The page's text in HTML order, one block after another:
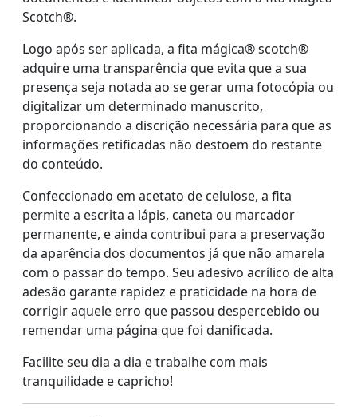
Scotch®.
Logo após ser aplicada, a fita mágica® scotch®
adquire uma transparência que evita que a sua
presença seja notada ao se gerar uma fotocópia ou
digitalizar um determinado manuscrito,
proporcionando a discrição necessária para que as
informações retificadas não destoem do restante
do conteúdo.
Confeccionado em acetato de celulose, a fita
permite a escrita a lápis, caneta ou marcador
permanente, e ainda contribui para a preservação
da aparência dos documentos já que não amarela
com o passar do tempo. Seu adesivo acrílico de alta
adesão garante rapidez e praticidade na hora de
corrigir aquele erro que passou despercebido ou
remendar uma página que foi danificada.
Facilite seu dia a dia e trabalhe com mais
tranquilidade e capricho!